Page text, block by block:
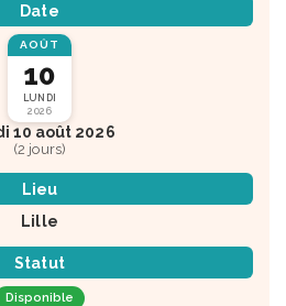
Date
AOÛT
10
LUNDI
2026
10 août 2026
(2 jours)
Lieu
Lille
Statut
Disponible